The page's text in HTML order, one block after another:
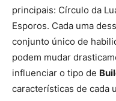
principais: Círculo da
Esporos. Cada uma
conjunto único de
podem mudar
influenciar o tipo de
características de cada